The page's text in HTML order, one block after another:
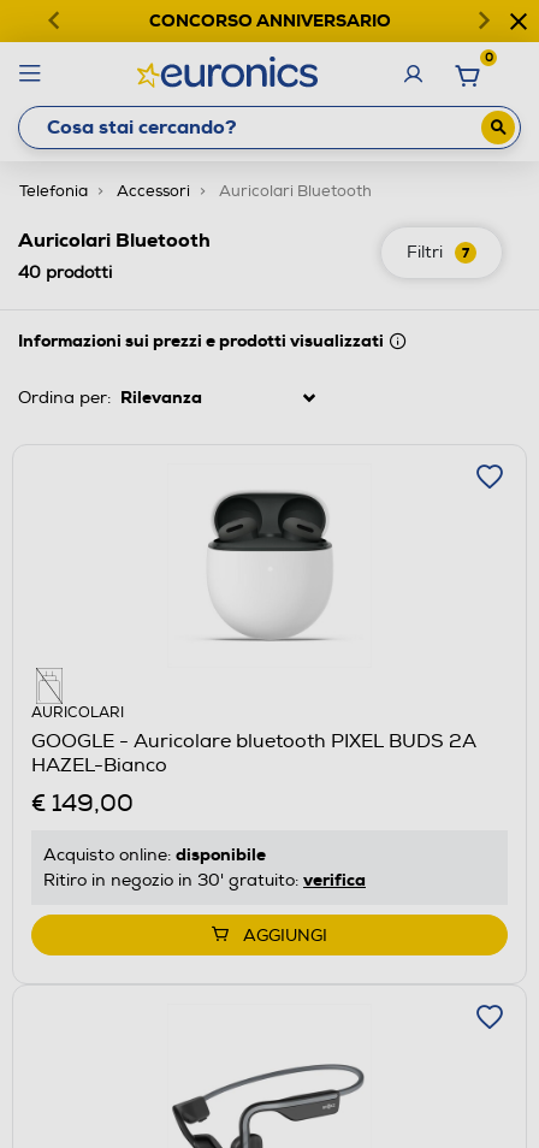
CONCORSO ANNIVERSARIO
0
Telefonia Accessori Auricolari Bluetooth
Filtri 7
Auricolari Bluetooth
40 prodotti
Informazioni sui prezzi e prodotti visualizzati
Ordina per:
AURICOLARI
GOOGLE - Auricolare bluetooth PIXEL BUDS 2A
HAZEL-Bianco
€ 149,00
Acquisto online: disponibile
Ritiro in negozio in 30' gratuito: verifica
AGGIUNGI